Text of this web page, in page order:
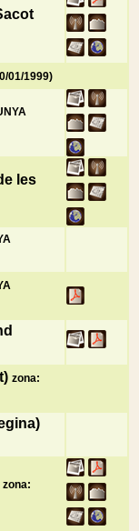
01/1999)
les
zona:
zona: